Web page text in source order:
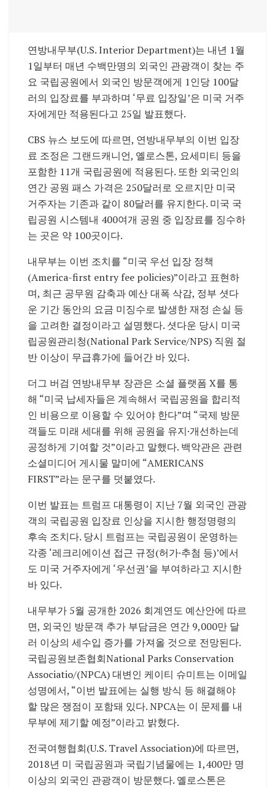
연방내무부(U.S. Interior Department)는 내년 1월
1일부터 매년 수백만명의 외국인 관광객이 찾는 주
요 국립공원에서 외국인 방문객에게 1인당 100달
러의 입장료를 부과하며 ‘무료 입장일’은 미국 거주
자에게만 적용된다고 25일 발표했다.
CBS 뉴스 보도에 따르면, 연방내무부의 이번 입장
료 조정은 그랜드캐니언, 옐로스톤, 요세미티 등을
포함한 11개 국립공원에 적용된다. 또한 외국인의
연간 공원 패스 가격은 250달러로 오르지만 미국
거주자는 기존과 같이 80달러를 유지한다. 미국 국
립공원 시스템내 400여개 공원 중 입장료를 징수하
는 곳은 약 100곳이다.
내무부는 이번 조치를 “미국 우선 입장 정책
(America-first entry fee policies)”이라고 표현하
며, 최근 공무원 감축과 예산 대폭 삭감, 정부 셧다
운 기간 동안의 요금 미징수로 발생한 재정 손실 등
을 고려한 결정이라고 설명했다. 셧다운 당시 미국
립공원관리청(National Park Service/NPS) 직원 절
반 이상이 무급휴가에 들어간 바 있다.
더그 버검 연방내무부 장관은 소셜 플랫폼 X를 통
해 “미국 납세자들은 계속해서 국립공원을 합리적
인 비용으로 이용할 수 있어야 한다”며 “국제 방문
객들도 미래 세대를 위해 공원을 유지·개선하는데
공정하게 기여할 것”이라고 말했다. 백악관은 관련
소셜미디어 게시물 말미에 “AMERICANS
FIRST”라는 문구를 덧붙였다.
이번 발표는 트럼프 대통령이 지난 7월 외국인 관광
객의 국립공원 입장료 인상을 지시한 행정명령의
후속 조치다. 당시 트럼프는 국립공원이 운영하는
각종 ‘레크리에이션 접근 규정(허가·추첨 등)’에서
도 미국 거주자에게 ‘우선권’을 부여하라고 지시한
바 있다.
내무부가 5월 공개한 2026 회계연도 예산안에 따르
면, 외국인 방문객 추가 부담금은 연간 9,000만 달
러 이상의 세수입 증가를 가져올 것으로 전망된다.
국립공원보존협회National Parks Conservation
Associatio/(NPCA) 대변인 케이티 슈미트는 이메일
성명에서, “이번 발표에는 실행 방식 등 해결해야
할 많은 쟁점이 포함돼 있다. NPCA는 이 문제를 내
무부에 제기할 예정”이라고 밝혔다.
전국여행협회(U.S. Travel Association)에 따르면,
2018년 미 국립공원과 국립기념물에는 1,400만 명
이상의 외국인 관광객이 방문했다. 옐로스톤은